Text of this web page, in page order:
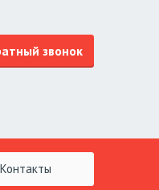
звонок
Контакты